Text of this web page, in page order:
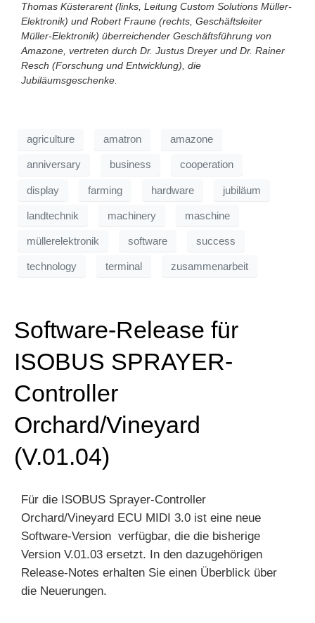
Thomas Küsterarent (links, Leitung Custom Solutions Müller-
Elektronik) und Robert Fraune (rechts, Geschäftsleiter
Müller-Elektronik) überreichender Geschäftsführung von
Amazone, vertreten durch Dr. Justus Dreyer und Dr. Rainer
Resch (Forschung und Entwicklung), die
Jubiläumsgeschenke.
agriculture amatron amazone
anniversary business cooperation
display farming hardware jubiläum
landtechnik machinery maschine
müllerelektronik software success
technology terminal zusammenarbeit
Software-Release für
ISOBUS SPRAYER-
Controller
Orchard/Vineyard
(V.01.04)
Für die ISOBUS Sprayer-Controller
Orchard/Vineyard ECU MIDI 3.0 ist eine neue
Software-Version verfügbar, die die bisherige
Version V.01.03 ersetzt. In den dazugehörigen
Release-Notes erhalten Sie einen Überblick über
die Neuerungen.